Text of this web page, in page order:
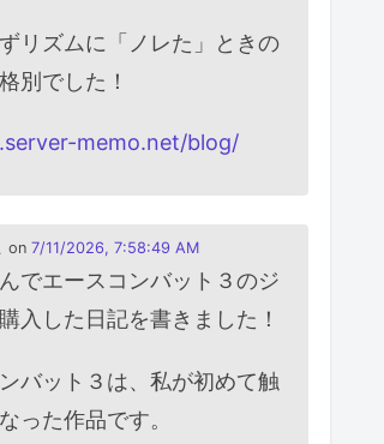
リズムに「ノレた」ときの
別でした！
memo.net/blog/
on 7/11/2026, 7:58:49 AM
でエースコンバット３のジ
入した日記を書きました！
バット３は、私が初めて触
った作品です。